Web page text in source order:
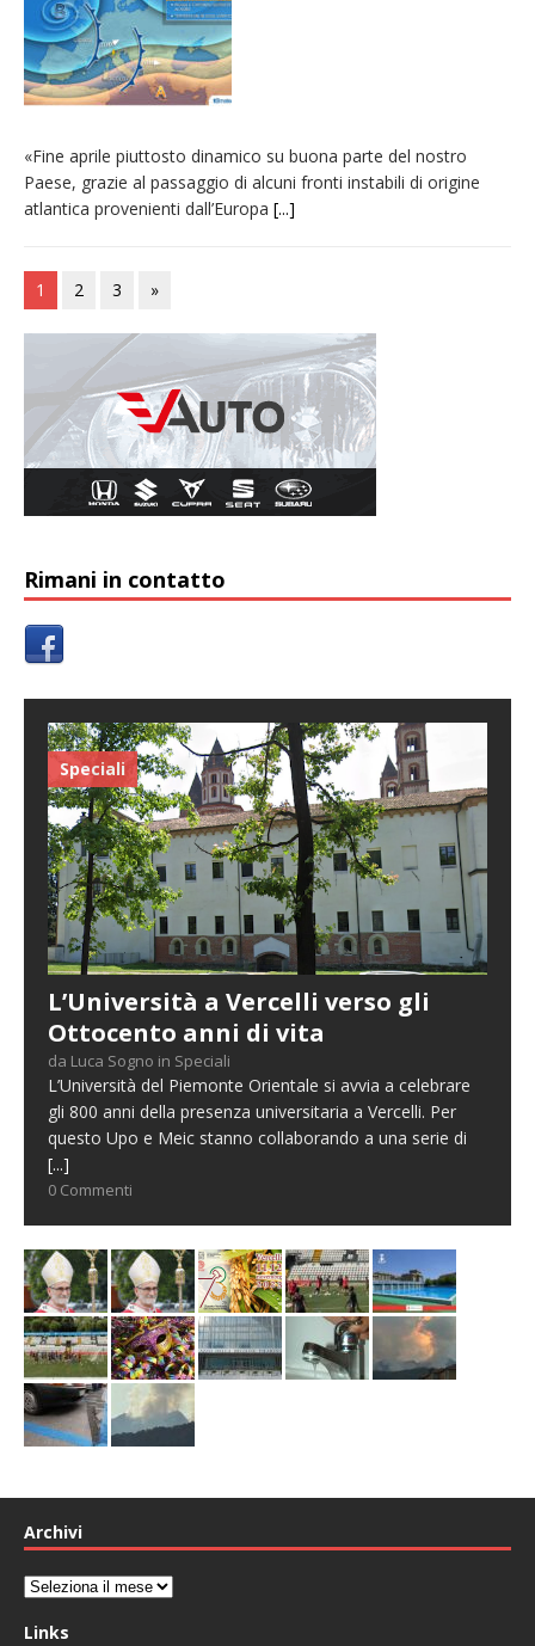
«Fine aprile piuttosto dinamico su buona parte del nostro
Paese, grazie al passaggio di alcuni fronti instabili di origine
atlantica provenienti dall’Europa [...]
1 2 3 »
Rimani in contatto
Speciali
L’Università a Vercelli verso gli
Ottocento anni di vita
da Luca Sogno in Speciali
L’Università del Piemonte Orientale si avvia a celebrare
gli 800 anni della presenza universitaria a Vercelli. Per
questo Upo e Meic stanno collaborando a una serie di
[...]
0 Commenti
Archivi
Archivi
Links